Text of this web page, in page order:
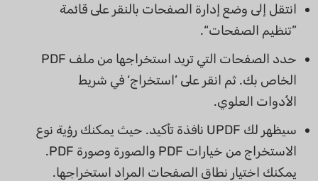
انتقل إلى وضع إدارة الصفحات بالنقر على قائمة
”تنظيم الصفحات“.
حدد الصفحات التي تريد استخراجها من ملف PDF
الخاص بك. ثم انقر على ’استخراج‘ في شريط
الأدوات العلوي.
سيظهر لك UPDF نافذة تأكيد. حيث يمكنك رؤية نوع
الاستخراج من خيارات PDF والصورة وصورة PDF.
يمكنك اختيار نطاق الصفحات المراد استخراجها.